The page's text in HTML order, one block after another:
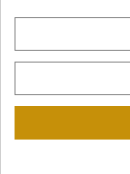
l'acceptez.
A